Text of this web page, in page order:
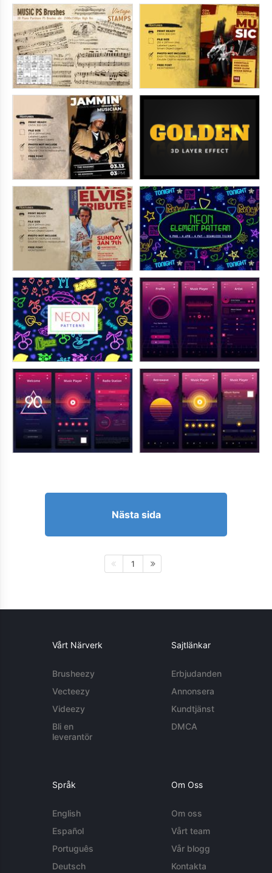
Nästa sida
1
Vårt Närverk
Brusheezy
Vecteezy
Videezy
Bli en
leverantör
Sajtlänkar
Erbjudanden
Annonsera
Kundtjänst
DMCA
Språk
English
Español
Português
Deutsch
Om Oss
Om oss
Vårt team
Vår blogg
Kontakta